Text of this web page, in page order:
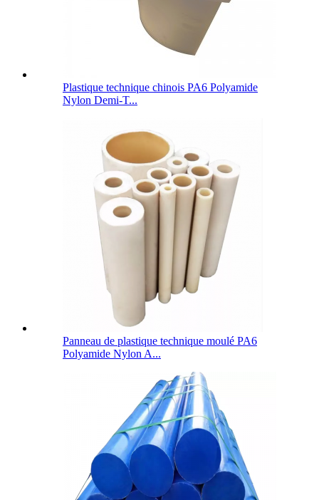
Plastique technique chinois PA6 Polyamide
Nylon Demi-T...
Panneau de plastique technique moulé PA6
Polyamide Nylon A...